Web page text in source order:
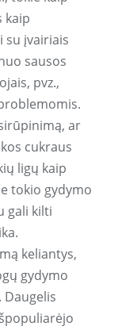
kaip
su įvairiais
sausos
pvz.,
ar
cukraus
ligų kaip
tokio gydymo
gali kilti
keliantys,
gydymo